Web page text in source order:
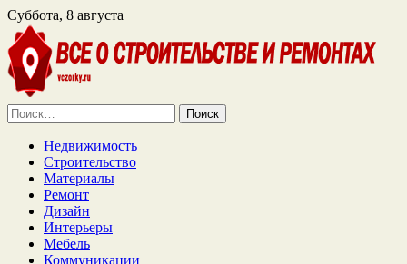
Суббота, 8 августа
Найти:
Недвижимость
Строительство
Материалы
Ремонт
Дизайн
Интерьеры
Мебель
Коммуникации